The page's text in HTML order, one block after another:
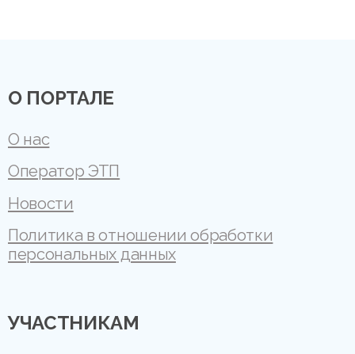
О ПОРТАЛЕ
О нас
Оператор ЭТП
Новости
Политика в отношении обработки
персональных данных
УЧАСТНИКАМ